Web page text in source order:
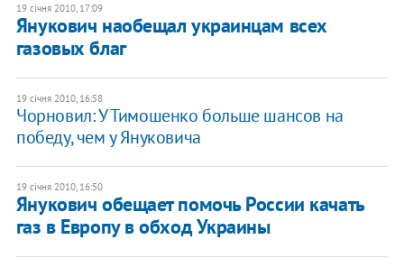
19 січня 2010, 17:09
Янукович наобещал украинцам всех
газовых благ
19 січня 2010, 16:58
Чорновил: У Тимошенко больше шансов на
победу, чем у Януковича
19 січня 2010, 16:50
Янукович обещает помочь России качать
газ в Европу в обход Украины